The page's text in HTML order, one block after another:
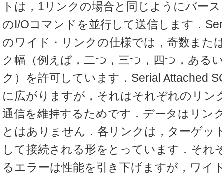
トは，1リンクの場合と同じようにバー
のI/Oコマンドを並行して送信します．
のワイド・リンクの仕様では，奇数また
ク幅（例えば，二つ，三つ，四つ，ある
ク）を許可しています．Serial Attached
に広がりますが，それはそれぞれのリン
通信を維持するためです．データはリン
とはありません．各リンクは，ターゲッ
して接続される形をとっています．それ
るエラーは性能を引き下げますが，ワイ